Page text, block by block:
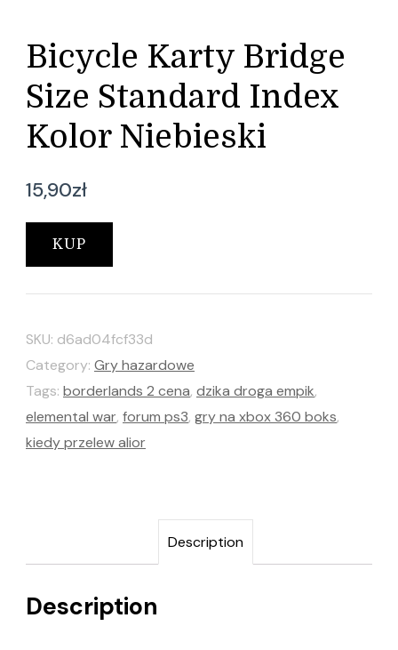
Bicycle Karty Bridge
Size Standard Index
Kolor Niebieski
15,90zł
KUP
SKU: d6ad04fcf33d
Category: Gry hazardowe
Tags: borderlands 2 cena, dzika droga empik,
elemental war, forum ps3, gry na xbox 360 boks,
kiedy przelew alior
Description
Description